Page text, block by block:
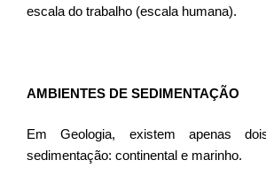
escala do trabalho (escala humana).
AMBIENTES DE SEDIMENTAÇÃO
Em Geologia, existem apenas
sedimentação: continental e marinho.